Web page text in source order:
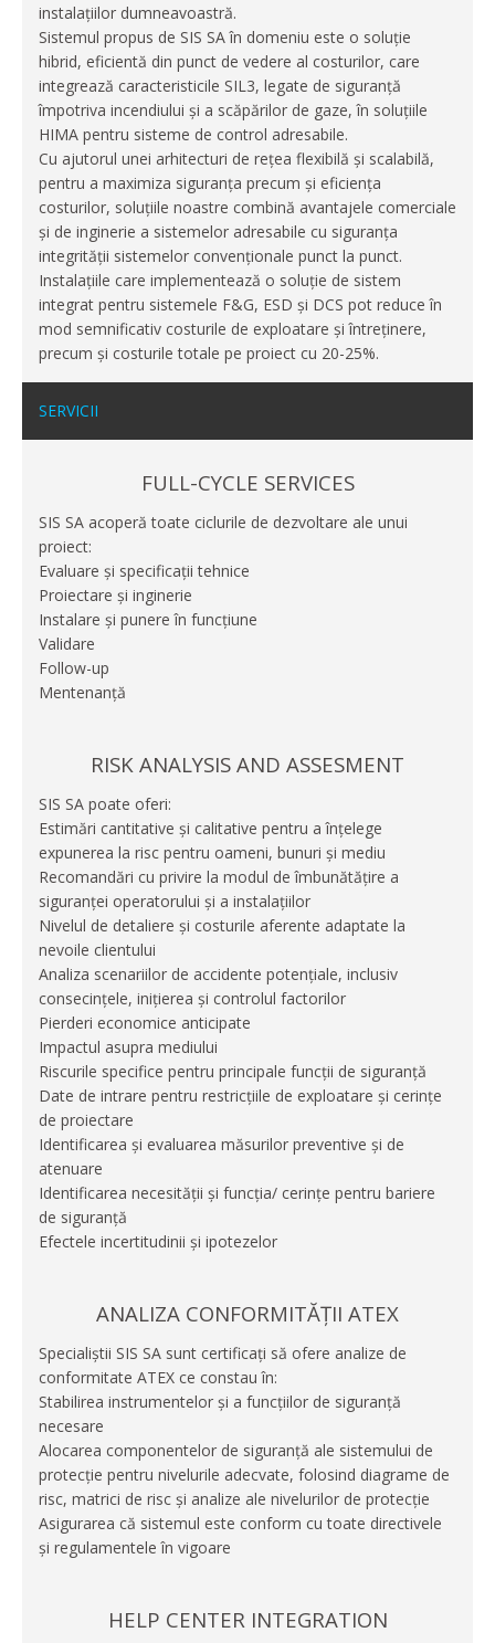
instalațiilor dumneavoastră.
Sistemul propus de SIS SA în domeniu este o soluție
hibrid, eficientă din punct de vedere al costurilor, care
integrează caracteristicile SIL3, legate de siguranță
împotriva incendiului și a scăpărilor de gaze, în soluțiile
HIMA pentru sisteme de control adresabile.
Cu ajutorul unei arhitecturi de rețea flexibilă și scalabilă,
pentru a maximiza siguranța precum și eficiența
costurilor, soluțiile noastre combină avantajele comerciale
și de inginerie a sistemelor adresabile cu siguranța
integrității sistemelor convenționale punct la punct.
Instalațiile care implementează o soluție de sistem
integrat pentru sistemele F&G, ESD și DCS pot reduce în
mod semnificativ costurile de exploatare și întreținere,
precum și costurile totale pe proiect cu 20-25%.
SERVICII
FULL-CYCLE SERVICES
SIS SA acoperă toate ciclurile de dezvoltare ale unui
proiect:
Evaluare și specificații tehnice
Proiectare și inginerie
Instalare și punere în funcțiune
Validare
Follow-up
Mentenanță
RISK ANALYSIS AND ASSESMENT
SIS SA poate oferi:
Estimări cantitative și calitative pentru a înțelege
expunerea la risc pentru oameni, bunuri și mediu
Recomandări cu privire la modul de îmbunătățire a
siguranței operatorului și a instalațiilor
Nivelul de detaliere și costurile aferente adaptate la
nevoile clientului
Analiza scenariilor de accidente potențiale, inclusiv
consecințele, inițierea și controlul factorilor
Pierderi economice anticipate
Impactul asupra mediului
Riscurile specifice pentru principale funcții de siguranță
Date de intrare pentru restricțiile de exploatare și cerințe
de proiectare
Identificarea și evaluarea măsurilor preventive și de
atenuare
Identificarea necesității și funcția/ cerințe pentru bariere
de siguranță
Efectele incertitudinii și ipotezelor
ANALIZA CONFORMITĂȚII ATEX
Specialiștii SIS SA sunt certificați să ofere analize de
conformitate ATEX ce constau în:
Stabilirea instrumentelor și a funcțiilor de siguranță
necesare
Alocarea componentelor de siguranță ale sistemului de
protecție pentru nivelurile adecvate, folosind diagrame de
risc, matrici de risc și analize ale nivelurilor de protecție
Asigurarea că sistemul este conform cu toate directivele
și regulamentele în vigoare
HELP CENTER INTEGRATION